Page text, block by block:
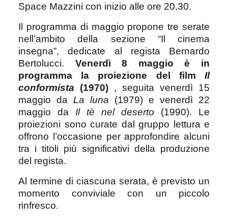
Space Mazzini con inizio alle ore 20.30.
Il programma di maggio propone tre serate
nell’ambito della sezione “Il cinema
insegna”, dedicate al regista Bernardo
Bertolucci. Venerdì 8 maggio è in
programma la proiezione del film Il
conformista (1970) , seguita venerdì 15
maggio da La luna (1979) e venerdì 22
maggio da Il tè nel deserto (1990). Le
proiezioni sono curate dal gruppo lettura e
offrono l’occasione per approfondire alcuni
tra i titoli più significativi della produzione
del regista.
Al termine di ciascuna serata, è previsto un
momento conviviale con un piccolo
rinfresco.